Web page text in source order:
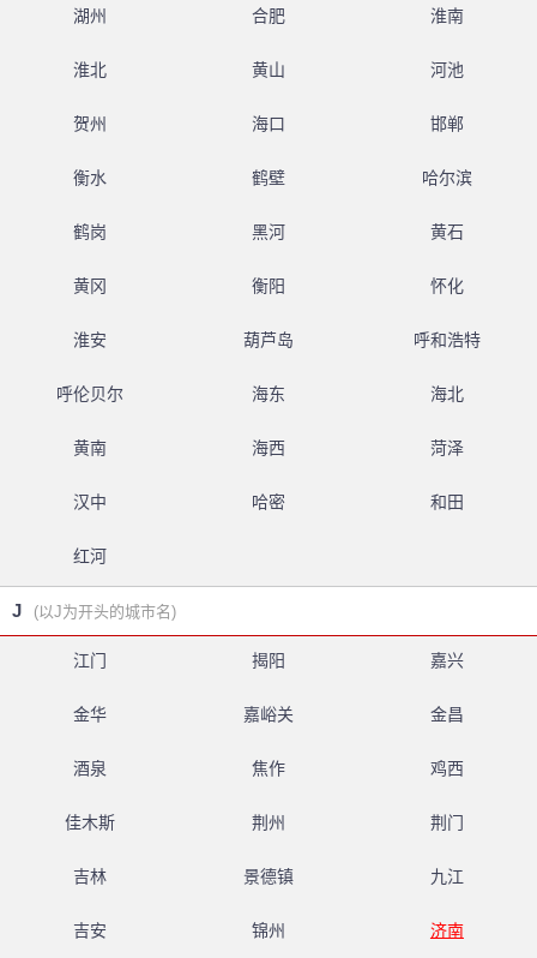
湖州 合肥 淮南
淮北 黄山 河池
贺州 海口 邯郸
衡水 鹤壁 哈尔滨
鹤岗 黑河 黄石
黄冈 衡阳 怀化
淮安 葫芦岛 呼和浩特
呼伦贝尔 海东 海北
黄南 海西 菏泽
汉中 哈密 和田
红河
J (以J为开头的城市名)
江门 揭阳 嘉兴
金华 嘉峪关 金昌
酒泉 焦作 鸡西
佳木斯 荆州 荆门
吉林 景德镇 九江
吉安 锦州 济南